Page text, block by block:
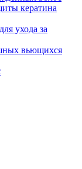
кератина
ухода за
вьющихся